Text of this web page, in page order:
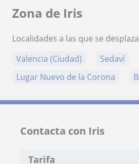
Zona de Iris
Localidades a las que se
Valencia (Ciudad)
Sedaví
Lugar Nuevo de la Corona
Contacta con Iris
Tarifa